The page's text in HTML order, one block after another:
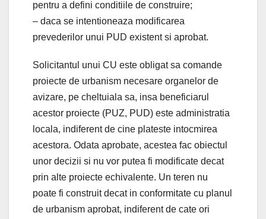
pentru a defini conditiile de construire;
– daca se intentioneaza modificarea
prevederilor unui PUD existent si aprobat.
Solicitantul unui CU este obligat sa comande
proiecte de urbanism necesare organelor de
avizare, pe cheltuiala sa, insa beneficiarul
acestor proiecte (PUZ, PUD) este administratia
locala, indiferent de cine plateste intocmirea
acestora. Odata aprobate, acestea fac obiectul
unor decizii si nu vor putea fi modificate decat
prin alte proiecte echivalente. Un teren nu
poate fi construit decat in conformitate cu planul
de urbanism aprobat, indiferent de cate ori